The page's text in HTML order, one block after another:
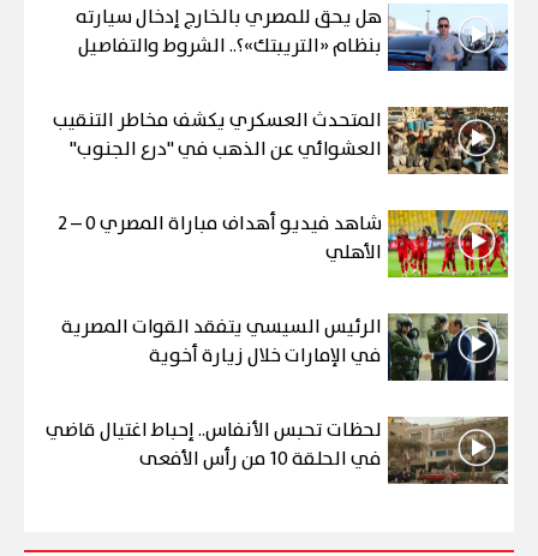
هل يحق للمصري بالخارج إدخال سيارته
بنظام «التريبتك»؟.. الشروط والتفاصيل
المتحدث العسكري يكشف مخاطر التنقيب
العشوائي عن الذهب في "درع الجنوب"
شاهد فيديو أهداف مباراة المصري 0 – 2
الأهلي
الرئيس السيسي يتفقد القوات المصرية
في الإمارات خلال زيارة أخوية
لحظات تحبس الأنفاس.. إحباط اغتيال قاضي
في الحلقة 10 من رأس الأفعى